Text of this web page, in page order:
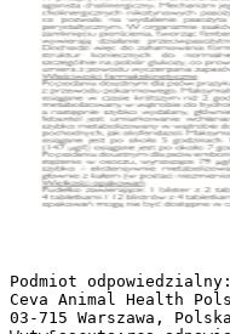
Podmiot odpowiedzialny: Ceva Animal Health Polska Sp. z o.o., ul. Okrzei 1A, 03-715 Warszawa, Polska Wytw&oacute;rca odpowiedzialny za zwolnienie serii: Ceva Sant&eacute; Animale, Z.I. Tr&egrave;s le Bois, 22600 Loud&eacute;ac, Francja PL NAZWA PRODUKTU LECZNICZEGO WETERYNARYJNEGO Cestem&reg; Smakowe tabletki dla dużych ps&oacute;w Febantel / Pyrantel (w postaci embonianu) / Prazykwantel ZAWARTOŚĆ SUBSTANCJI CZYNNYCH I INNYCH SUBSTANCJI Każda tabletka zawiera: febantel 525 mg, pyrantel (w postaci embonianu) 175 mg, prazykwantel 175 mg. Ż&oacute;łto – brązowa, owalna, podzielna tabletka o smaku wątroby. WSKAZANIA LECZNICZE Leczenie mieszanych infekcji powodowanych przez tasiemce i nicienie następujących gatunk&oacute;w: Nicienie: Glisty: Toxocara canis, Toxascaris leonina (dojrzałe i p&oacute;źne niedojrzałe formy). Tęgoryjce: Uncinaria stenocephala, Ancylostoma caninum (dojrzałe). Włosogł&oacute;wki: Trichuris vulpis (dojrzałe). Tasiemce: Echinococcus spp., Taenia spp., Dipylidium caninum (formy dojrzałe i niedojrzałe). PRZECIWWSKAZANIA Nie stosować w przypadku nadwrażliwości na substancje czynne lub na dowolną substancję pomocniczą. DZIAŁANIA NIEPOŻĄDANE W bardzo rzadkich przypadkach (mniej niż 1 na 10000) mogą wystąpić wymioty. W przypadku zaobserwowania jakichkolwiek poważnych objaw&oacute;w lub innych objaw&oacute;w niewymienionych w ulotce informacyjnej, poinformuj o nich lekarza weterynarii. DOCELOWE GATUNKI ZWIERZĄT Psy (powyżej 17,5 kg). DAWKOWANIE DLA KAŻDEGO GATUNKU, DROGA I SPOS&Oacute;B PODANIA Dla ps&oacute;w i szczeniąt dużych ras o masie ciała powyżej 17,5 kg. Podanie doustne. Febantel 15 mg/kg m.c., pyrantel (w postaci embonianu) 5 mg/kg m.c. i prazykwantel 5 mg/kg m.c. Odpowiada to 1 tabletce na 35 kg masy ciała, w jednym podaniu. Dawki są następujące: Masa ciała (kg) 17,5 Ilość tabletek &frac12; &gt;17,5-35 1 55864-05 &gt;35-52,5 1&frac12; &gt;52,5-70 2 Tabletki o mniejszym rozmiarze powinny być stosowane w celu uzyskania dokładnego dawkowania u ps&oacute;w o masie ciała poniżej 17,5 kg. Tabletki można podawać z jedzeniem lub bez. Nie jest wymagana głod&oacute;wka przed ani po leczeniu. Celem zapewnienia podania właściwej dawki, masa ciała powinna być określona najdokładniej jak to tylko możliwe. Program dawkowania ustala lekarz weterynarii. Zgodnie z og&oacute;lną zasadą, szczenięta powinny być odrobaczane w wieku 2 tygodni, a następnie co 2 tygodnie do osiągnięcia 12 tygodnia życia. P&oacute;źniej produkt należy podawać co 3 miesiące. Zaleca się podawanie produktu dla suki w tym samym czasie co szczeniętom. W celu kontroli występowania Toxocara canis produkt należy podać karmiącym sukom 2 tygodnie po porodzie oraz co dwa tygodnie do momentu odsadzenia. W celu rutynowej kontroli występowania pasożyt&oacute;w u dorosłych ps&oacute;w należy je odrobaczać co 3 miesiące. W przypadku potwierdzonej pojedynczej inwazji tylko tasiemcami lub tylko nicieniami, powinno się zastosować produkt jednoskładnikowy, zawierający tylko substancję tasiemcob&oacute;jczą lub nicieniob&oacute;jczą. Do rutynowego odrobaczania zaleca się jedno podanie. W przypadku silnej inwazji obleńcami odrobaczanie należy powt&oacute;rzyć po 14 dniach. W przypadku stwierdzenia u ps&oacute;w inwazji Echinococcus (E. granulosus), powt&oacute;rne leczenie jest zalecane ze względ&oacute;w bezpieczeństwa. SPECJALNE ŚRODKI OSTROŻNOŚCI PODCZAS PRZECHOWYWANIA Przechowywać w miejscu niewidocznym i niedostępnym dla dzieci. Przepołowioną tabletkę należy schować do otwartego blistra i zużyć w ciągu 7 dni. Brak specjalnych środk&oacute;w ostrożności dotyczących przechowywania. SPECJALNE OSTRZEŻENIA Specjalne ostrzeżenia dla każdego z docelowych gatunk&oacute;w zwierząt Oporność pasożyt&oacute;w na jakąkolwiek klasę środk&oacute;w przeciwpasożytniczych może się rozwinąć na skutek częstego, wielokrotnego stosowania środk&oacute;w przeciwpasożytniczych danej klasy. Pchły pełnią funkcję gospodarzy pośrednich dla jednego z powszechnie występujących tasiemc&oacute;w - Dipylidium caninum. W przypadku braku kontroli występowania gospodarzy pośrednich takich jak pchły, wszy, itp., inwazja tasiemcami może ulec wznowie. Specjalne środki ostrożności dotyczące stosowania u zwierząt Nie dotyczy. Specjalne środki ostrożności dla os&oacute;b podających produkt leczniczy weterynaryjny zwierzętom Po podaniu preparatu należy umyć ręce. Po przypadkowym połknięciu, należy niezwłocznie zwr&oacute;cić się o pomoc lekarską oraz przedstawić lekarzowi ulotkę informacyjną lub opakowanie. Osoby o znanej nadwrażliwości na jakikolwiek składnik produktu, powinny unikać kontaktu z produktem leczniczym weterynaryjnym. Stosowanie w ciąży lub laktacji Nie stosować u ciężarnych suk podczas pierwszych 4 tygodni ciąży. Produkt może być stosowany w okresie laktacji. Interakcje z innymi produktami leczniczymi i inne rodzaje interakcji Nie stosować jednocześnie z piperazyną, ponieważ działania przeciwpasożytnicze pyrantelu i piperazyny mogą się antagonizować. R&oacute;wnoczesne stosowanie lek&oacute;w zwiększających aktywność enzym&oacute;w cytochromu P-450 (np. deksametazon, fenobarbital) może prowadzić do obniżenia stężenia prazykwantelu w osoczu. Jednoczesne stosowanie z innymi związkami cholinergicznymi może prowadzić do toksyczności. Przedawkowanie (objawy, spos&oacute;b postępowania przy udzielaniu natychmiastowej pomocy, odtrutki) Podczas badań bezpieczeństwa sporadycznie obserwowano zwiększoną częstotliwość wymiot&oacute;w po podaniu dawki 5-krotnie większej od zalecanej (4-krotnie większej u bardzo młodych szczeniąt) i wyższej. Inne środki ostrożności Ze względu na zawartość prazykwantelu, produkt jest skuteczny wobec Echinococcus spp. Pasożyty te nie występują we wszystkich państwach członkowskich UE, ale stają się coraz bardziej powszechne w niekt&oacute;rych z nich. Echinokokoza stanowi zagrożenie dla ludzi. Echinokokoza podlega obowiązkowi zgłoszenia do Światowej Organizacji Zdrowia Zwierząt (OIE), a szczeg&oacute;łowe wytyczne dotyczące leczenia i obserwacji oraz zapewnienia bezpieczeństwa dla ludzi, należy uzyskać od właściwego organu. SPECJALNE ŚRODKI OSTROŻNOŚCI DOTYCZĄCE USUWANIA NIEZUŻYTEGO PRODUKTU LECZNICZEGO WETERYNARYJNEGO LUB POCHODZĄCYCH Z NIEGO ODPAD&Oacute;W, JEŚLI MA TO ZASTOSOWANIE Niewykorzystany produkt leczniczy weterynaryjny lub jego odpady należy usunąć w spos&oacute;b zgodny z obowiązującymi przepisami. DATA ZATWIERDZENIA LUB OSTATNIEJ ZMIANY TEKSTU ULOTKI 05/2016 INNE INFORMACJE Tabletki zawierają substancję smakowo-zapachową, dzięki czemu są chętnie zjadane przez psy. Właściwości farmakodynamiczne Pyrantel i febantel, w tak ustalonej kombinacji, działają wobec wszystkich istotnych nicieni (glist, tęgoryjc&oacute;w i włosogł&oacute;wek) u ps&oacute;w. Spektrum działania obejmuje w szczeg&oacute;lności: Toxocara canis, Toxascaris leonina, Uncinaria stenocephala, Ancylostoma caninum oraz Trichuris vulpis. Kombinacja ta wykazuje działanie synergistyczne w przypadku tęgoryjc&oacute;w, a febantel jest skuteczny wobec T. vulpis. Spektrum działania prazykwantelu obejmuje wszystkie istotne gatunki tasiemc&oacute;w u ps&oacute;w, w szczeg&oacute;lności Taenia spp., Dipylidium caninum, Echinococcus granulosus i Echinococcus multilocularis. Prazykwantel jest skuteczny wobec wszystkich dojrzałych i niedojrzałych form tych pasożyt&oacute;w. Prazykwantel jest bardzo szybko wchłaniany i r&oacute;wnomiernie rozprowadzany w ciele pasożyta. Zar&oacute;wno badania in vitro jak i in vivo wykazały, że prazykwantel powoduje ciężkie uszkodzenie powłok pasożyta, prowadzące do skurczu i porażenia. Dochodzi do gwałtownego skurczu tężcowego mięśni pasożyta oraz szybkiej wakuolizacji tegumentu. Ten szybki skurcz tłumaczy się zmianami w przepływie kation&oacute;w dwuwartościowych, gł&oacute;wnie wapnia. Pyrantel działa jako agonista cholinergiczny. Mechanizm jego działania polega na pobudzaniu receptor&oacute;w cholinergicznych nikotynowych pasożyta, indukcji spastycznego porażenia u nicieni, co pozwala na wydalenie pasożyta z przewodu pokarmowego dzięki ruchom perystaltycznym. W organizmie ssak&oacute;w febantel ulega przemianom, polegającym na zamknięciu pierścienia, tworząc fenbendazol i oksfendazol. Te chemiczne substancje wywierają działanie przeciwpasożytnicze poprzez inhibicję polimeryzacji tubulin. Dochodzi więc do zahamowania formowania mikrotubul, co skutkuje przerwaniem struktur koniecznych do normalnego funkcjonowania pasożyta. Wpływa to szczeg&oacute;lnie na pob&oacute;r glukozy, co prowadzi do wyczerpania ATP w kom&oacute;rce. Pasożyt umiera z powodu wyczerpania zapas&oacute;w energetycznych, co dzieje się 2-3 dni p&oacute;źniej. Właściwości farmakokinetyczne Po podaniu doustnym dla ps&oacute;w prazykwantel jest ekstensywnie i szybko absorbowany z przewodu pokarmowego. Maksymalne stężenie w osoczu, wynoszące 752 &micro;g/l, jest osiągane w czasie kr&oacute;tszym niż 2 godziny. Prazykwantel jest szybko i ekstensywnie metabolizowany w wątrobie do hydroksylowych pochodnych związku macierzystego, a następnie szybko wydalany, gł&oacute;wnie z moczem. Po podaniu doustnym dla ps&oacute;w febantel jest umiarkowanie wchłaniany z przewodu pokarmowego. Febantel jest szybko metabolizowany w wątrobie do fenbendazolu i jego hydroksy i oksydacyjnych pochodnych, jak oksfendazol. Maksymalne stężenie fenbendazolu w osoczu (173 &micro;g/l) osiągane jest po około 5 godzinach. Maksymalne stężenie oksfendazolu w osoczu (147 &micro;g/l) osiągane jest po około 7 godzinach. Wydalanie następuje gł&oacute;wnie z kałem. Po podaniu doustnym dla ps&oacute;w embonian pyrantelu jest słabo wchłaniany. Maksymalne stężenie w osoczu, wynoszące 79 &micro;g/l, jest osiągane po około 2 godzinach. Jest on szybko i ekstensywnie metabolizowany w wątrobie, następnie szybko wydalany, głownie z kałem (w postaci niezmienionej) oraz z moczem (metabolity). Wielkości opakowań: Pudełko zawierające: 1 blister z 2 tabletkami / 2 blistry z 2 tabletkami / 2 blistry z 4 tabletkami / 12 blistr&oacute;w z 4 tabletkami